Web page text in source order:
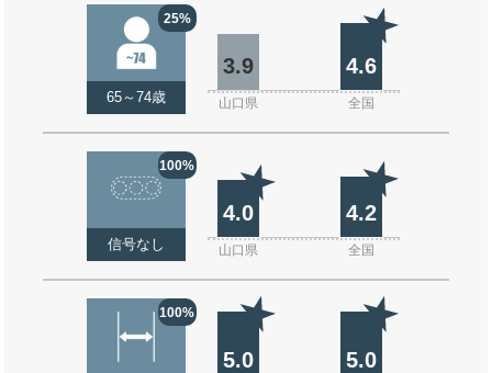
25%
65～74歳
3.9 4.6
山口県 全国
100%
信号なし
4.0 4.2
山口県 全国
100%
5.0 5.0